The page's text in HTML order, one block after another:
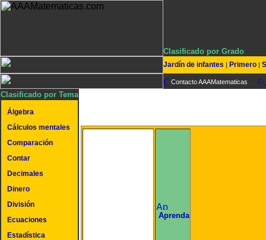
Clasificado por Grado
Jardín de infantes | Primero |
Contacto AAAMatematicas
Clasificado por Tema
Álgebra
Cálculos mentales
Comparación
Contar
Decimales
Dinero
División
Ecuaciones
Estadística
Aprenda